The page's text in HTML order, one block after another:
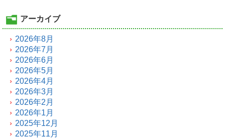
アーカイブ
2026年8月
2026年7月
2026年6月
2026年5月
2026年4月
2026年3月
2026年2月
2026年1月
2025年12月
2025年11月